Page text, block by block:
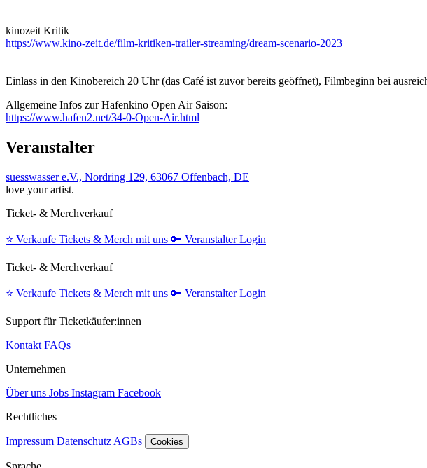
kinozeit Kritik
https://www.kino-zeit.de/film-kritiken-trailer-streaming/dream-scenario-2023
Einlass in den Kinobereich 20 Uhr (das Café ist zuvor bereits geöffnet), Filmbeginn bei
Allgemeine Infos zur Hafenkino Open Air Saison:
https://www.hafen2.net/34-0-Open-Air.html
Veranstalter
suesswasser e.V., Nordring 129, 63067 Offenbach, DE
love your artist.
Ticket- & Merchverkauf
⭐️ Verkaufe Tickets & Merch mit uns 🔑 Veranstalter Login
Ticket- & Merchverkauf
⭐️ Verkaufe Tickets & Merch mit uns 🔑 Veranstalter Login
Support für Ticketkäufer:innen
Kontakt FAQs
Unternehmen
Über uns Jobs Instagram Facebook
Rechtliches
Impressum Datenschutz AGBs Cookies